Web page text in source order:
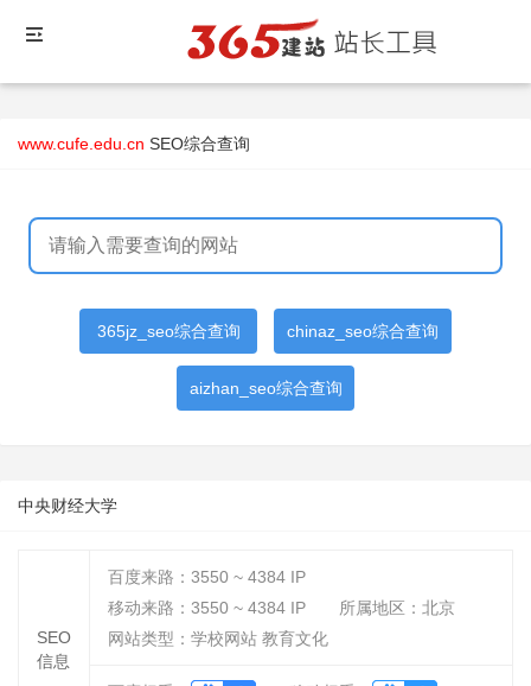
www.cufe.edu.cn SEO综合查询
365jz_seo综合查询 chinaz_seo综合查询
aizhan_seo综合查询
中央财经大学
SEO
信息
百度来路： 3550 ~ 4384 IP
移动来路： 3550 ~ 4384 IP
所属地区：北京
网站类型：学校网站 教育文化